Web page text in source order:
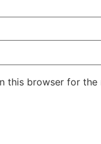
this browser for